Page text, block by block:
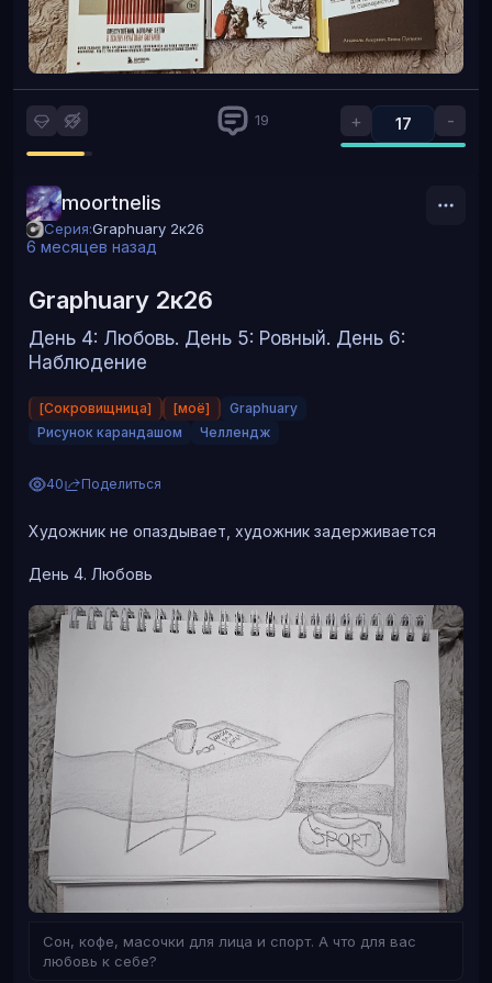
+ 17 -
19
moortnelis
Серия:Graphuary 2к26
6 месяцев назад
Graphuary 2к26
День 4: Любовь. День 5: Ровный. День 6:
Наблюдение
[Сокровищница] [моё]
Graphuary
Рисунок карандашом
Челлендж
40 Поделиться
Художник не опаздывает, художник задерживается
День 4. Любовь
Сон, кофе, масочки для лица и спорт. А что для вас
любовь к себе?